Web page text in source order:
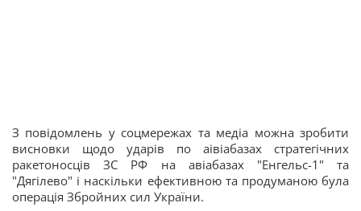
З повідомлень у соцмережах та медіа можна зробити
висновки щодо ударів по аівіабазах стратегічних
ракетоносців ЗС РФ на авіабазах "Енгельс-1" та
"Дягілево" і наскільки ефективною та продуманою була
операція Збройних сил України.